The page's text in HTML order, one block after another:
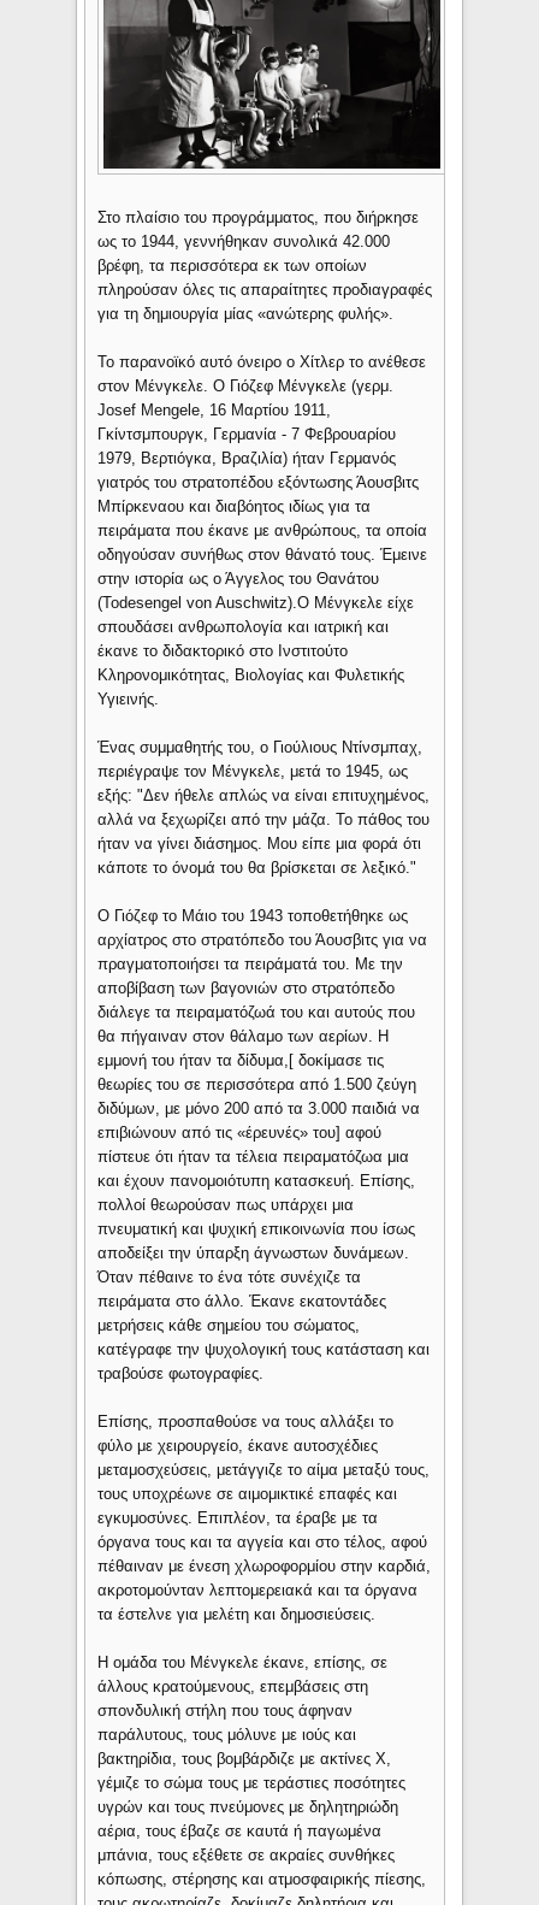
Στο πλαίσιο του προγράμματος, που διήρκησε
ως το 1944, γεννήθηκαν συνολικά 42.000
βρέφη, τα περισσότερα εκ των οποίων
πληρούσαν όλες τις απαραίτητες προδιαγραφές
για τη δημιουργία μίας «ανώτερης φυλής».
Το παρανοϊκό αυτό όνειρο ο Χίτλερ το ανέθεσε
στον Μένγκελε. Ο Γιόζεφ Μένγκελε (γερμ.
Josef Mengele, 16 Μαρτίου 1911,
Γκίντσμπουργκ, Γερμανία - 7 Φεβρουαρίου
1979, Βερτιόγκα, Βραζιλία) ήταν Γερμανός
γιατρός του στρατοπέδου εξόντωσης Άουσβιτς
Μπίρκεναου και διαβόητος ιδίως για τα
πειράματα που έκανε με ανθρώπους, τα οποία
οδηγούσαν συνήθως στον θάνατό τους. Έμεινε
στην ιστορία ως ο Άγγελος του Θανάτου
(Todesengel von Auschwitz).Ο Μένγκελε είχε
σπουδάσει ανθρωπολογία και ιατρική και
έκανε το διδακτορικό στο Ινστιτούτο
Κληρονομικότητας, Βιολογίας και Φυλετικής
Υγιεινής.
Ένας συμμαθητής του, ο Γιούλιους Ντίνσμπαχ,
περιέγραψε τον Μένγκελε, μετά το 1945, ως
εξής: "Δεν ήθελε απλώς να είναι επιτυχημένος,
αλλά να ξεχωρίζει από την μάζα. Το πάθος του
ήταν να γίνει διάσημος. Μου είπε μια φορά ότι
κάποτε το όνομά του θα βρίσκεται σε λεξικό."
Ο Γιόζεφ το Μάιο του 1943 τοποθετήθηκε ως
αρχίατρος στο στρατόπεδο του Άουσβιτς για να
πραγματοποιήσει τα πειράματά του. Με την
αποβίβαση των βαγονιών στο στρατόπεδο
διάλεγε τα πειραματόζωά του και αυτούς που
θα πήγαιναν στον θάλαμο των αερίων. Η
εμμονή του ήταν τα δίδυμα,[ δοκίμασε τις
θεωρίες του σε περισσότερα από 1.500 ζεύγη
διδύμων, με μόνο 200 από τα 3.000 παιδιά να
επιβιώνουν από τις «έρευνές» του] αφού
πίστευε ότι ήταν τα τέλεια πειραματόζωα μια
και έχουν πανομοιότυπη κατασκευή. Επίσης,
πολλοί θεωρούσαν πως υπάρχει μια
πνευματική και ψυχική επικοινωνία που ίσως
αποδείξει την ύπαρξη άγνωστων δυνάμεων.
Όταν πέθαινε το ένα τότε συνέχιζε τα
πειράματα στο άλλο. Έκανε εκατοντάδες
μετρήσεις κάθε σημείου του σώματος,
κατέγραφε την ψυχολογική τους κατάσταση και
τραβούσε φωτογραφίες.
Επίσης, προσπαθούσε να τους αλλάξει το
φύλο με χειρουργείο, έκανε αυτοσχέδιες
μεταμοσχεύσεις, μετάγγιζε το αίμα μεταξύ τους,
τους υποχρέωνε σε αιμομικτικέ επαφές και
εγκυμοσύνες. Επιπλέον, τα έραβε με τα
όργανα τους και τα αγγεία και στο τέλος, αφού
πέθαιναν με ένεση χλωροφορμίου στην καρδιά,
ακροτομούνταν λεπτομερειακά και τα όργανα
τα έστελνε για μελέτη και δημοσιεύσεις.
Η ομάδα του Μένγκελε έκανε, επίσης, σε
άλλους κρατούμενους, επεμβάσεις στη
σπονδυλική στήλη που τους άφηναν
παράλυτους, τους μόλυνε με ιούς και
βακτηρίδια, τους βομβάρδιζε με ακτίνες Χ,
γέμιζε το σώμα τους με τεράστιες ποσότητες
υγρών και τους πνεύμονες με δηλητηριώδη
αέρια, τους έβαζε σε καυτά ή παγωμένα
μπάνια, τους εξέθετε σε ακραίες συνθήκες
κόπωσης, στέρησης και ατμοσφαιρικής πίεσης,